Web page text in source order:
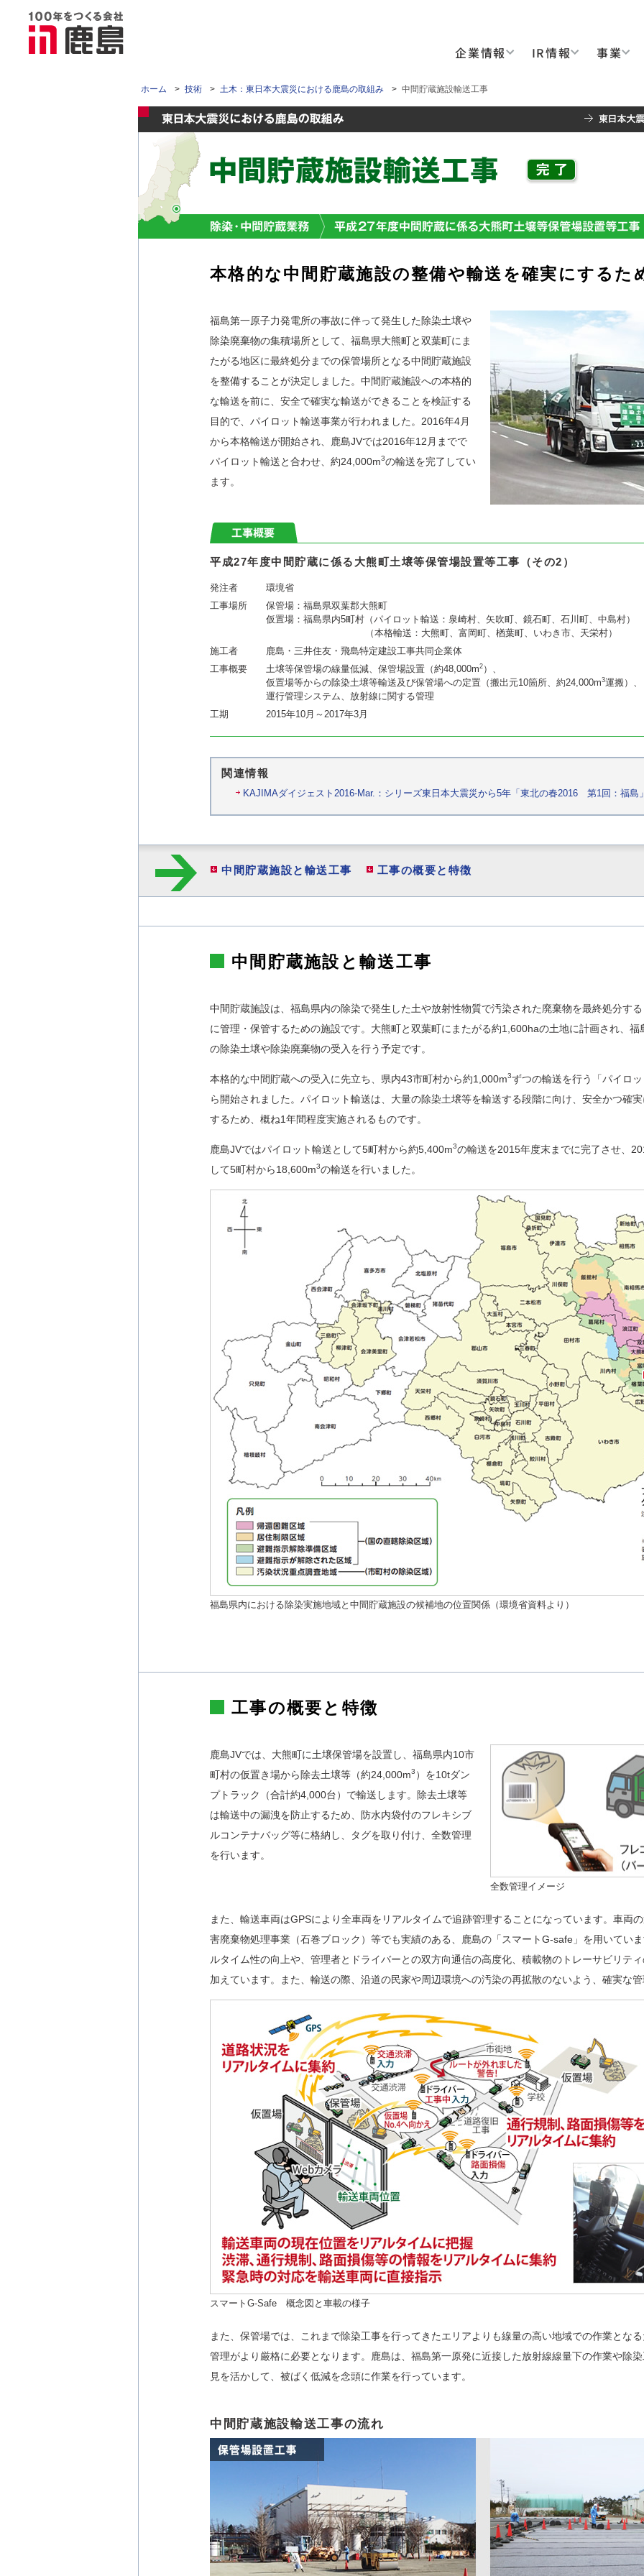
企業情報 IR情報 事業
ホーム > 技術 > 土木：東日本大震災における鹿島の取組み > 中間貯蔵施設輸送工事
本格的な中間貯蔵施設の整備や輸送を確実にするた
福島第一原子力発電所の事故に伴って発生した除染土壌や
除染廃棄物の集積場所として、福島県大熊町と双葉町にま
たがる地区に最終処分までの保管場所となる中間貯蔵施設
を整備することが決定しました。中間貯蔵施設への本格的
な輸送を前に、安全で確実な輸送ができることを検証する
目的で、パイロット輸送事業が行われました。2016年4月
から本格輸送が開始され、鹿島JVでは2016年12月までで
パイロット輸送と合わせ、約24,000m3の輸送を完了してい
ます。
平成27年度中間貯蔵に係る大熊町土壌等保管場設置等工事（その2）
発注者
環境省
工事場所
保管場：福島県双葉郡大熊町
仮置場：福島県内5町村（パイロット輸送：泉崎村、矢吹町、鏡石町、石川町、中島村）
（本格輸送：大熊町、富岡町、楢葉町、いわき市、天栄村）
施工者
鹿島・三井住友・飛島特定建設工事共同企業体
工事概要
土壌等保管場の線量低減、保管場設置（約48,000m2）、
仮置場等からの除染土壌等輸送及び保管場への定置（搬出元10箇所、約24,000m3運搬）、
運行管理システム、放射線に関する管理
工期
2015年10月～2017年3月
関連情報
KAJIMAダイジェスト2016-Mar.：シリーズ東日本大震災から5年「東北の春2016 第1回：福島
中間貯蔵施設と輸送工事 工事の概要と特徴
中間貯蔵施設と輸送工事
中間貯蔵施設は、福島県内の除染で発生した土や放射性物質で汚染された廃棄物を最終処分す
に管理・保管するための施設です。大熊町と双葉町にまたがる約1,600haの土地に計画され、福
の除染土壌や除染廃棄物の受入を行う予定です。
本格的な中間貯蔵への受入に先立ち、県内43市町村から約1,000m3ずつの輸送を行う「パイロ
ら開始されました。パイロット輸送は、大量の除染土壌等を輸送する段階に向け、安全かつ確
するため、概ね1年間程度実施されるものです。
鹿島JVではパイロット輸送として5町村から約5,400m3の輸送を2015年度末までに完了させ、
して5町村から18,600m3の輸送を行いました。
福島県内における除染実施地域と中間貯蔵施設の候補地の位置関係（環境省資料より）
工事の概要と特徴
鹿島JVでは、大熊町に土壌保管場を設置し、福島県内10市
町村の仮置き場から除去土壌等（約24,000m3 ）を10tダン
プトラック（合計約4,000台）で輸送します。除去土壌等
は輸送中の漏洩を防止するため、防水内袋付のフレキシブ
ルコンテナバッグ等に格納し、タグを取り付け、全数管理
を行います。
全数管理イメージ
また、輸送車両はGPSにより全車両をリアルタイムで追跡管理することになっています。車両
害廃棄物処理事業（石巻ブロック）等でも実績のある、鹿島の「スマートG-safe」を用いてい
ルタイム性の向上や、管理者とドライバーとの双方向通信の高度化、積載物のトレーサビリテ
加えています。また、輸送の際、沿道の民家や周辺環境への汚染の再拡散のないよう、確実な管
スマートG-Safe 概念図と車載の様子
また、保管場では、これまで除染工事を行ってきたエリアよりも線量の高い地域での作業とな
管理がより厳格に必要となります。鹿島は、福島第一原発に近接した放射線線量下の作業や除
見を活かして、被ばく低減を念頭に作業を行っています。
中間貯蔵施設輸送工事の流れ